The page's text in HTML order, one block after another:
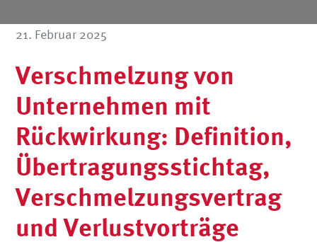
21. Februar 2025
Verschmelzung von
Unternehmen mit
Rückwirkung: Definition,
Übertragungsstichtag,
Verschmelzungsvertrag
und Verlustvorträge